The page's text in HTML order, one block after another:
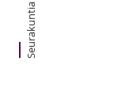
Seurakuntia